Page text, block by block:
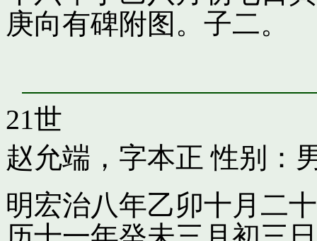
庚向有碑附图。子二。
21世
赵允端，字本正 性别：
明宏治八年乙卯十月二